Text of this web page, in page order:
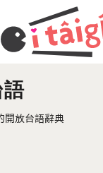
開放台語辭典